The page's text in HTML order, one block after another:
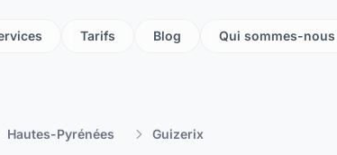
Tarifs Blog Qui sommes-nous
Hautes-Pyrénées Guizerix